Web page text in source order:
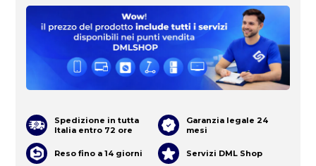
Spedizione in tutta
Italia entro 72 ore
Garanzia legale 24
mesi
Reso fino a 14 giorni Servizi DML Shop